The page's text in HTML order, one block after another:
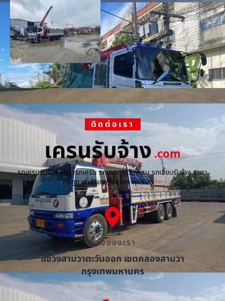
ติดต่อเรา
เครนรับจ้าง.com
รถเครนรับจ้าง ให้เช่ารถเครน รถบรรทุกติดเครน รถเฮี๊ยบรับจ้าง ราคา
ถูก ขนย้ายเครื่องจักร ทุกชนิด
ที่ตั้งของเรา
แขวงสามวาตะวันออก เขตคลองสามวา
กรุงเทพมหานคร